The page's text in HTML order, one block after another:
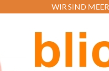
WIR SIND